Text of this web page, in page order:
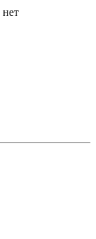
нет